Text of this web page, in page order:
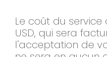
Le coût du
USD, qui sera
l'acceptation de